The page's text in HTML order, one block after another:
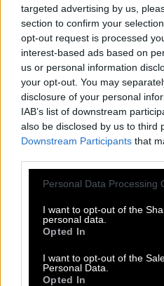
targeted advertising by us,
section to confirm your
opt-out request is processed
interest-based ads based on
us or personal information
your opt-out. You may
disclosure of your personal
IAB’s list of downstream
also be disclosed by us to third
Downstream Participants that
Please note that this website/
not limited to your visit or
grant or deny consent to
use your data for below
consent section.
Personal Data Processing
I want to opt-out of the
personal data.
Opted In
I want to opt-out of the
Personal Data.
Opted In
© Ρεμί
Δεν το καταφέρνω όμως.
συνέχεια εκεί που
ανόητους λόγους — όχι
δακρύσω για σοβαρούς
μήπως πουν ότι κάνω
την αντιπολίτευση, αλλά